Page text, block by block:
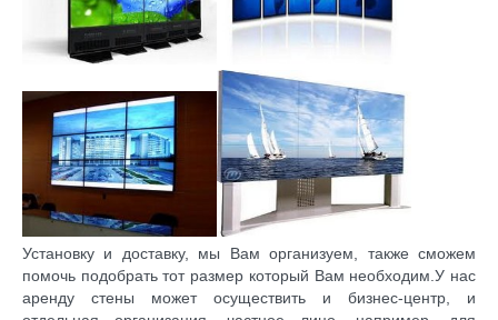
Установку и доставку, мы Вам организуем, также сможем
помочь подобрать тот размер который Вам необходим.У нас
аренду стены может осуществить и бизнес-центр, и